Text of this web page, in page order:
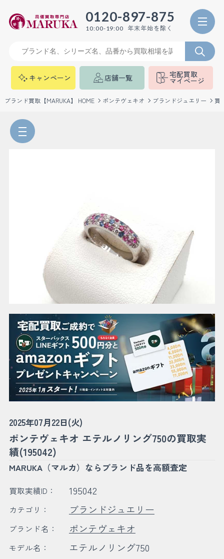
0120-897-875
10:00-19:00 年末年始を除く
キャンペーン 店舗一覧 宅配買取
マイページ
ブランド買取【MARUKA】 HOME ポンテヴェキオ ブランドジュエリー 買
2025年07月22日(火)
ポンテヴェキオ エテルノリング750の買取実
績(195042)
MARUKA（マルカ）ならブランド品を高額査定
買取実績ID： 195042
カテゴリ： ブランドジュエリー
ブランド名： ポンテヴェキオ
モデル名： エテルノリング750